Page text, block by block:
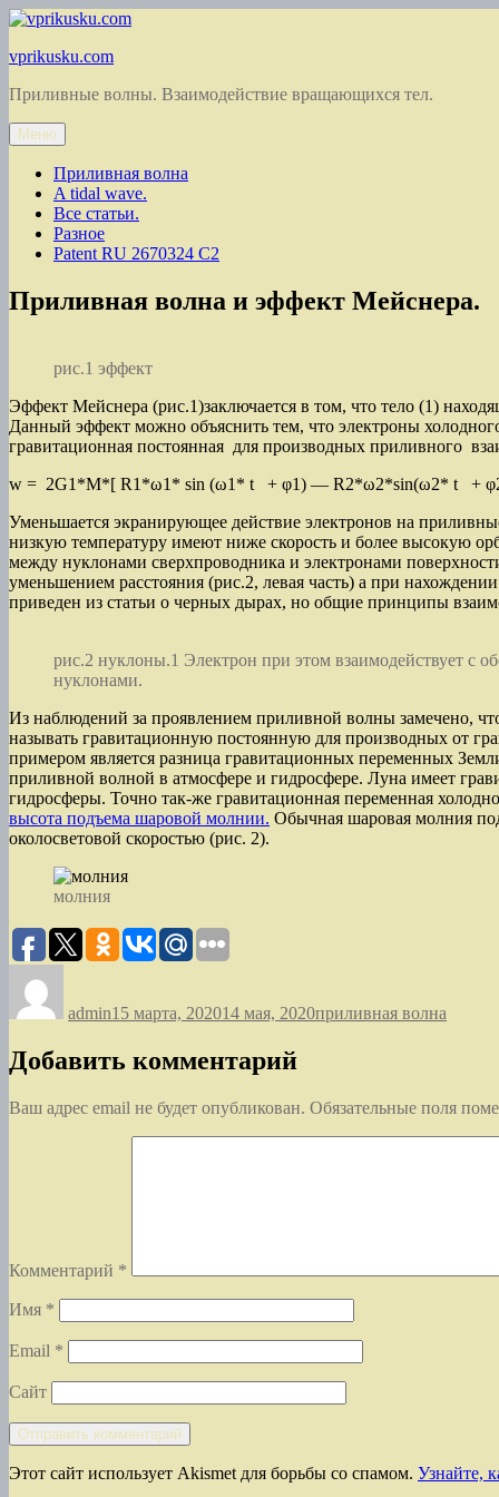
Перейти
содержимому
vprikusku.com
Приливные волны. Взаимодействие вращающихся тел.
Меню
Приливная волна
A tidal wave.
Все статьи.
Разное
Patent RU 2670324 C2
Приливная волна и эффект Мейснера.
рис.1 эффект
Эффект Мейснера (рис.1)заключается в том, что тело (1)
Данный эффект можно объяснить тем, что электроны
гравитационная постоянная для производных приливного
w = 2G1*M*[ R1*ω1* sin (ω1* t + φ1) — R2*ω2*sin(ω2*
Уменьшается экранирующее действие электронов на
низкую температуру имеют ниже скорость и более высокую
между нуклонами сверхпроводника и электронами
уменьшением расстояния (рис.2, левая часть) а при
приведен из статьи о черных дырах, но общие принципы
рис.2 нуклоны.1 Электрон при этом взаимодействует с
нуклонами.
Из наблюдений за проявлением приливной волны замечено,
называть гравитационную постоянную для производных от
примером является разница гравитационных переменных
приливной волной в атмосфере и гидросфере. Луна имеет
гидросферы. Точно так-же гравитационная переменная
высота подъема шаровой молнии. Обычная шаровая молния
околосветовой скоростью (рис. 2).
молния
admin15 марта, 202014 мая, 2020приливная волна
Добавить комментарий
Ваш адрес email не будет опубликован. Обязательные поля
Комментарий *
Имя *
Email *
Сайт
Этот сайт использует Akismet для борьбы со спамом. Узнайте,